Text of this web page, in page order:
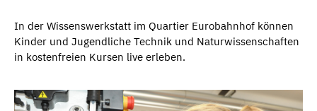
In der Wissenswerkstatt im Quartier Eurobahnhof können
Kinder und Jugendliche Technik und Naturwissenschaften
in kostenfreien Kursen live erleben.